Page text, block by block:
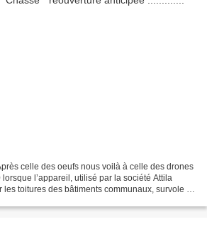
celle des oeufs nous voilà à celle des drones
lorsque l’appareil, utilisé par la société Attila
toitures des bâtiments communaux, survole la